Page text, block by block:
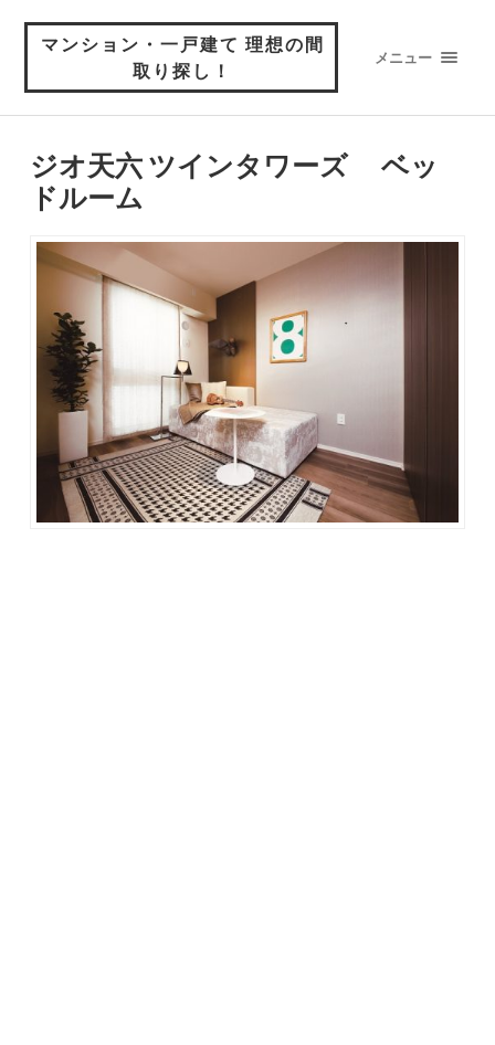
マンション・一戸建て 理想の間
取り探し！
メニュー
ジオ天六 ツインタワーズ ベッ
ドルーム